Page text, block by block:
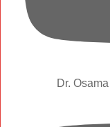
Dr.